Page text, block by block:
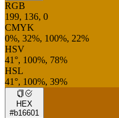
RGB
199, 136, 0
CMYK
0%, 32%, 100%, 22%
HSV
41°, 100%, 78%
HSL
41°, 100%, 39%
HEX
#b16601